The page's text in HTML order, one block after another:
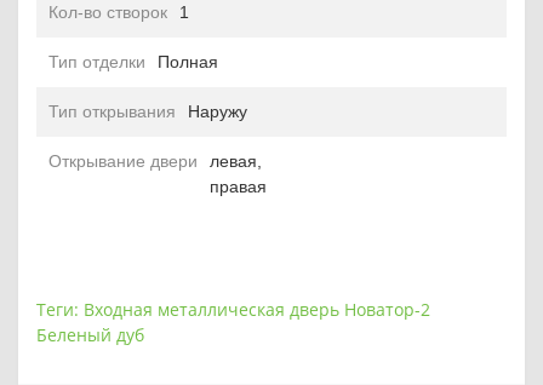
Кол-во створок 1
Тип отделки Полная
Тип открывания Наружу
Открывание двери
левая,
правая
Теги: Входная металлическая дверь Новатор-2
Беленый дуб